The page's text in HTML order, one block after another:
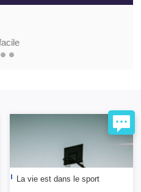
La vie est dans le sport